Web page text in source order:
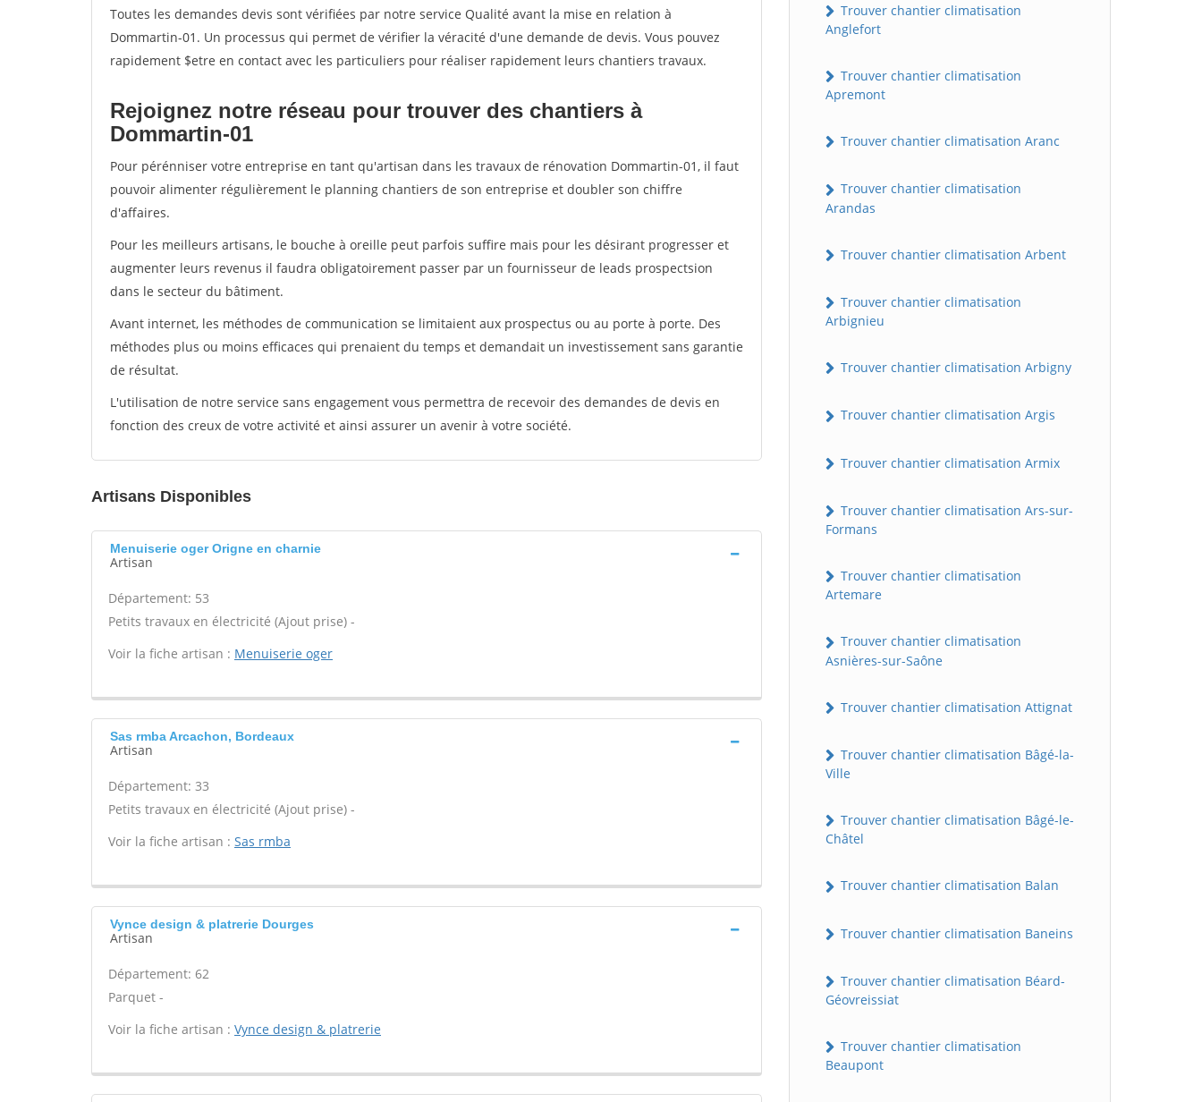
Toutes les demandes devis sont vérifiées par notre service Qualité avant la mise en relation à
Dommartin-01. Un processus qui permet de vérifier la véracité d'une demande de devis. Vous pouvez
rapidement $etre en contact avec les particuliers pour réaliser rapidement leurs chantiers travaux.
Rejoignez notre réseau pour trouver des chantiers à
Dommartin-01
Pour pérénniser votre entreprise en tant qu'artisan dans les travaux de rénovation Dommartin-01, il faut
pouvoir alimenter régulièrement le planning chantiers de son entreprise et doubler son chiffre
d'affaires.
Pour les meilleurs artisans, le bouche à oreille peut parfois suffire mais pour les désirant progresser et
augmenter leurs revenus il faudra obligatoirement passer par un fournisseur de leads prospectsion
dans le secteur du bâtiment.
Avant internet, les méthodes de communication se limitaient aux prospectus ou au porte à porte. Des
méthodes plus ou moins efficaces qui prenaient du temps et demandait un investissement sans garantie
de résultat.
L'utilisation de notre service sans engagement vous permettra de recevoir des demandes de devis en
fonction des creux de votre activité et ainsi assurer un avenir à votre société.
Artisans Disponibles
Menuiserie oger Origne en charnie
Artisan
Département: 53
Petits travaux en électricité (Ajout prise) -
Voir la fiche artisan : Menuiserie oger
Sas rmba Arcachon, Bordeaux
Artisan
Département: 33
Petits travaux en électricité (Ajout prise) -
Voir la fiche artisan : Sas rmba
Vynce design & platrerie Dourges
Artisan
Département: 62
Parquet -
Voir la fiche artisan : Vynce design & platrerie
Trouver chantier climatisation
Anglefort
Trouver chantier climatisation
Apremont
Trouver chantier climatisation Aranc
Trouver chantier climatisation
Arandas
Trouver chantier climatisation Arbent
Trouver chantier climatisation
Arbignieu
Trouver chantier climatisation Arbigny
Trouver chantier climatisation Argis
Trouver chantier climatisation Armix
Trouver chantier climatisation Ars-sur-
Formans
Trouver chantier climatisation
Artemare
Trouver chantier climatisation
Asnières-sur-Saône
Trouver chantier climatisation Attignat
Trouver chantier climatisation Bâgé-la-
Ville
Trouver chantier climatisation Bâgé-le-
Châtel
Trouver chantier climatisation Balan
Trouver chantier climatisation Baneins
Trouver chantier climatisation Béard-
Géovreissiat
Trouver chantier climatisation
Beaupont